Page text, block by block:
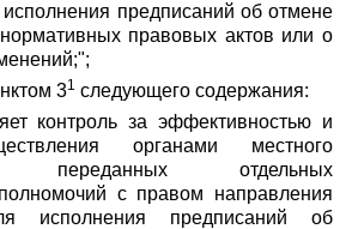
предписаний об отмене
правовых актов или о
31 следующего содержания:
контроль за эффективностью и
органами местного
переданных отдельных
с правом направления
исполнения предписаний об